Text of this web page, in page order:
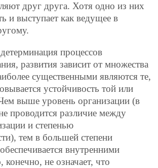
друг друга. Хотя одно из них
и выступает как ведущее в
процессов
развития зависит от множества
существенными являются те,
устойчивость той или
выше уровень организации (в
проводится различие между
и степенью
тем в большей степени
внутренними
не означает, что